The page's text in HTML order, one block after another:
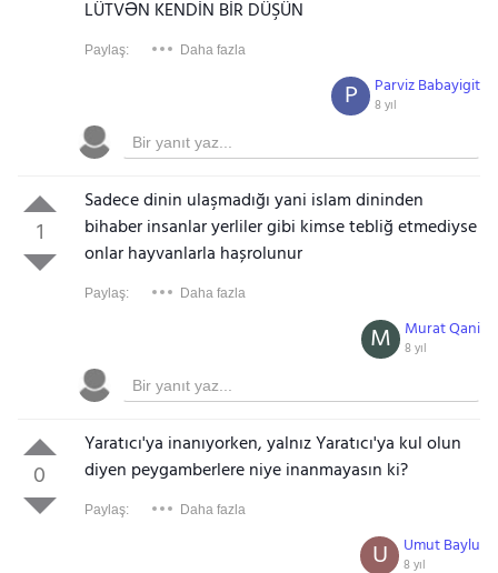
LÜTVƏN KENDİN BİR DÜŞÜN
Paylaş: Daha fazla
Parviz Babayigit
8 yıl
P
1
Sadece dinin ulaşmadığı yani islam dininden
bihaber insanlar yerliler gibi kimse tebliğ etmediyse
onlar hayvanlarla hașrolunur
Paylaş: Daha fazla
Murat Qani
8 yıl
M
0
Yaratıcı'ya inanıyorken, yalnız Yaratıcı'ya kul olun
diyen peygamberlere niye inanmayasın ki?
Paylaş: Daha fazla
Umut Baylu
8 yıl
U